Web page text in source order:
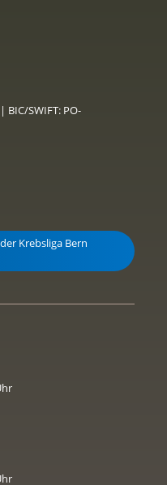
BIC/SWIFT: PO-
Krebsliga Bern